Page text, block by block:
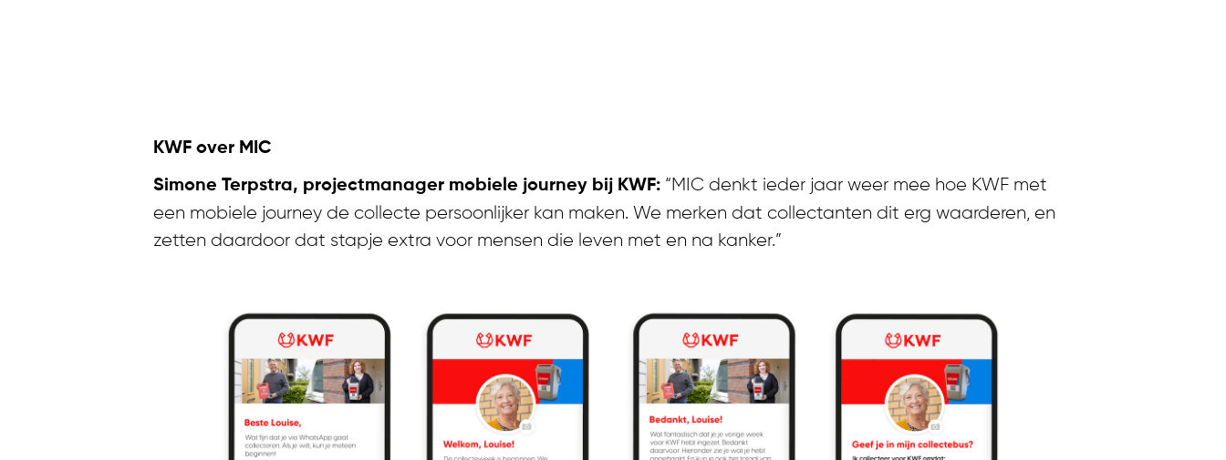
KWF over MIC
Simone Terpstra, projectmanager mobiele journey bij KWF: “MIC denkt ieder jaar weer mee hoe KWF met
een mobiele journey de collecte persoonlijker kan maken. We merken dat collectanten dit erg waarderen, en
zetten daardoor dat stapje extra voor mensen die leven met en na kanker.”